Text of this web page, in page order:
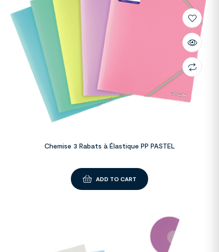
Chemise 3 Rabats à Élastique PP PASTEL
ADD TO CART